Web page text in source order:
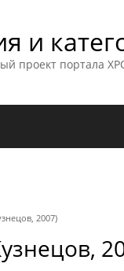
и
проект портала
2007)